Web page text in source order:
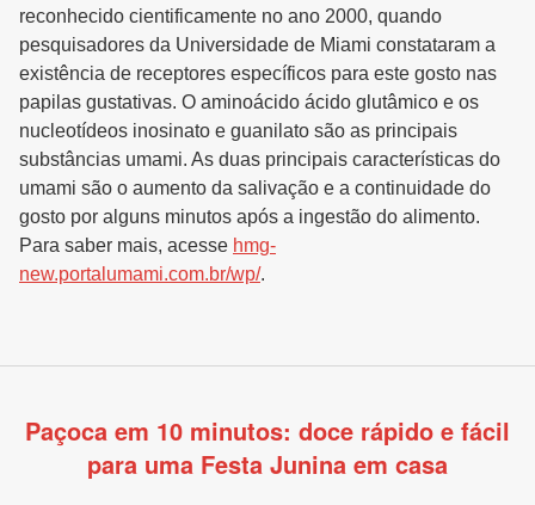
reconhecido cientificamente no ano 2000, quando
pesquisadores da Universidade de Miami constataram a
existência de receptores específicos para este gosto nas
papilas gustativas. O aminoácido ácido glutâmico e os
nucleotídeos inosinato e guanilato são as principais
substâncias umami. As duas principais características do
umami são o aumento da salivação e a continuidade do
gosto por alguns minutos após a ingestão do alimento.
Para saber mais, acesse hmg-
new.portalumami.com.br/wp/.
Paçoca em 10 minutos: doce rápido e fácil
para uma Festa Junina em casa